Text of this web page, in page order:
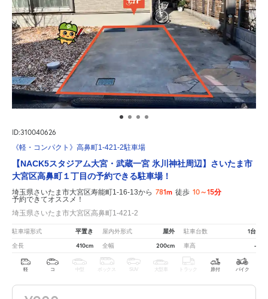
ID:310040626
《軽・コンパクト》高鼻町1-421-2駐車場
【NACK5スタジアム大宮・武蔵一宮 氷川神社周辺】さいたま市
大宮区高鼻町１丁目の予約できる駐車場！
埼玉県さいたま市大宮区寿能町1-16-13から 781m 徒歩 10～15分
予約できてオススメ！
埼玉県さいたま市大宮区高鼻町1-421-2
駐車場形式 平置き 屋内外形式 屋外 駐車台数 1台
全長 410cm 全幅 200cm 車高 -
軽 コ 中型 ボックス SUV 大型車 トラック 原付 バイク